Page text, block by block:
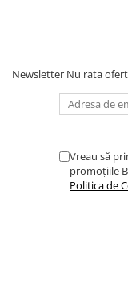
Newsletter Nu rata
Vreau să
promoțiile
Politica de